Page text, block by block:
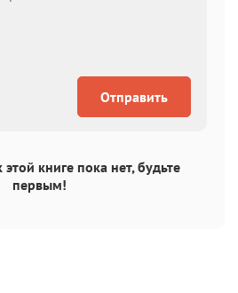
Отправить
книге пока нет, будьте
первым!